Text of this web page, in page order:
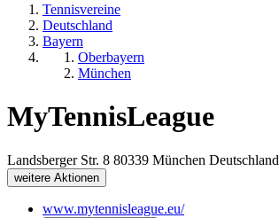
Tennisvereine
Deutschland
Bayern
Oberbayern
München
MyTennisLeague
Landsberger Str. 8 80339 München Deutschland
weitere Aktionen
www.mytennisleague.eu/